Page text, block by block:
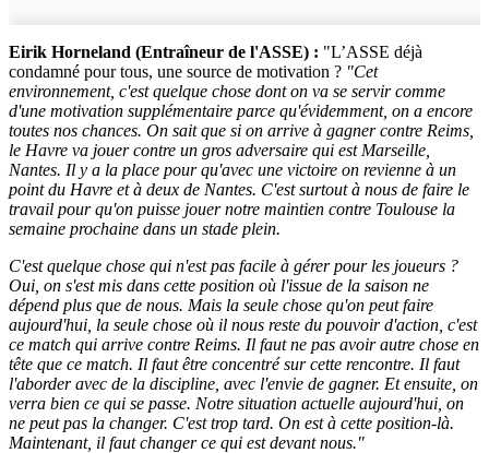
Eirik Horneland (Entraîneur de l'ASSE) : "L’ASSE déjà
condamné pour tous, une source de motivation ? "Cet
environnement, c'est quelque chose dont on va se servir comme
d'une motivation supplémentaire parce qu'évidemment, on a encore
toutes nos chances. On sait que si on arrive à gagner contre Reims,
le Havre va jouer contre un gros adversaire qui est Marseille,
Nantes. Il y a la place pour qu'avec une victoire on revienne à un
point du Havre et à deux de Nantes. C'est surtout à nous de faire le
travail pour qu'on puisse jouer notre maintien contre Toulouse la
semaine prochaine dans un stade plein.
C'est quelque chose qui n'est pas facile à gérer pour les joueurs ?
Oui, on s'est mis dans cette position où l'issue de la saison ne
dépend plus que de nous. Mais la seule chose qu'on peut faire
aujourd'hui, la seule chose où il nous reste du pouvoir d'action, c'est
ce match qui arrive contre Reims. Il faut ne pas avoir autre chose en
tête que ce match. Il faut être concentré sur cette rencontre. Il faut
l'aborder avec de la discipline, avec l'envie de gagner. Et ensuite, on
verra bien ce qui se passe. Notre situation actuelle aujourd'hui, on
ne peut pas la changer. C'est trop tard. On est à cette position-là.
Maintenant, il faut changer ce qui est devant nous."